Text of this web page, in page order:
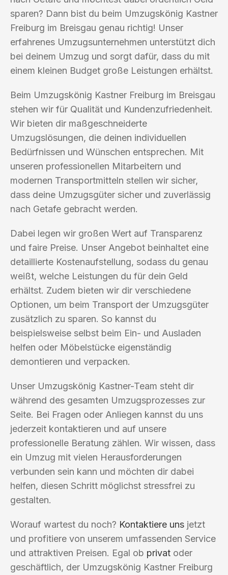
sparen? Dann bist du beim Umzugskönig Kastner
Freiburg im Breisgau genau richtig! Unser
erfahrenes Umzugsunternehmen unterstützt dich
bei deinem Umzug und sorgt dafür, dass du mit
einem kleinen Budget große Leistungen erhältst.
Beim Umzugskönig Kastner Freiburg im Breisgau
stehen wir für Qualität und Kundenzufriedenheit.
Wir bieten dir maßgeschneiderte
Umzugslösungen, die deinen individuellen
Bedürfnissen und Wünschen entsprechen. Mit
unseren professionellen Mitarbeitern und
modernen Transportmitteln stellen wir sicher,
dass deine Umzugsgüter sicher und zuverlässig
nach Getafe gebracht werden.
Dabei legen wir großen Wert auf Transparenz
und faire Preise. Unser Angebot beinhaltet eine
detaillierte Kostenaufstellung, sodass du genau
weißt, welche Leistungen du für dein Geld
erhältst. Zudem bieten wir dir verschiedene
Optionen, um beim Transport der Umzugsgüter
zusätzlich zu sparen. So kannst du
beispielsweise selbst beim Ein- und Ausladen
helfen oder Möbelstücke eigenständig
demontieren und verpacken.
Unser Umzugskönig Kastner-Team steht dir
während des gesamten Umzugsprozesses zur
Seite. Bei Fragen oder Anliegen kannst du uns
jederzeit kontaktieren und auf unsere
professionelle Beratung zählen. Wir wissen, dass
ein Umzug mit vielen Herausforderungen
verbunden sein kann und möchten dir dabei
helfen, diesen Schritt möglichst stressfrei zu
gestalten.
Worauf wartest du noch? Kontaktiere uns jetzt
und profitiere von unserem umfassenden Service
und attraktiven Preisen. Egal ob privat oder
geschäftlich, der Umzugskönig Kastner Freiburg